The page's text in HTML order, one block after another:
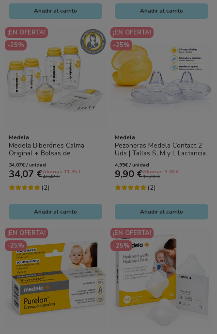
Añadir al carrito Añadir al carrito
¡EN OFERTA!
-25%
Medela
Medela Biberónes Calma
Original + Bolsas de
Conservación | Set Completo
de Lactancia
34,07€ / unidad
34,07 €Ahorras 11.35 €
45,42 €
(2)
Añadir al carrito
¡EN OFERTA!
-25%
Medela
Pezoneras Medela Contact 2
Uds | Tallas S, M y L Lactancia
4,95€ / unidad
9,90 €Ahorras 3.30 €
13,20 €
(2)
Añadir al carrito
¡EN OFERTA!
-25%
¡EN OFERTA!
-25%